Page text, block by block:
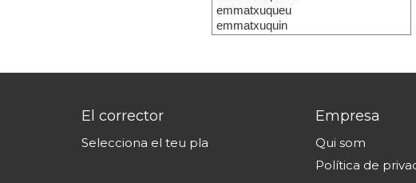
emmatxuqueu
emmatxuquin
El corrector
Selecciona el teu pla
Empresa
Qui som
Política de